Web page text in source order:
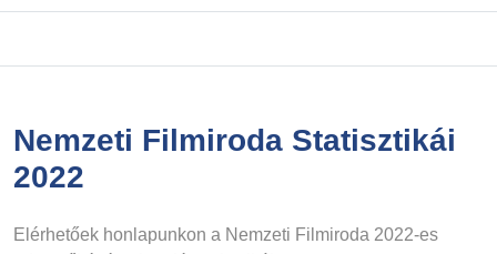
Nemzeti Filmiroda Statisztikái
2022
Elérhetőek honlapunkon a Nemzeti Filmiroda 2022-es